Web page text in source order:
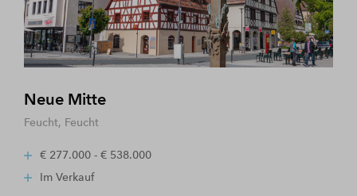
Neue Mitte
Feucht, Feucht
€ 277.000 - € 538.000
Im Verkauf